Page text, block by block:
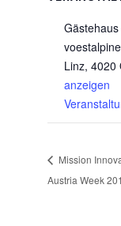
Linz, 4020
anzeigen
Mission
Austria Week